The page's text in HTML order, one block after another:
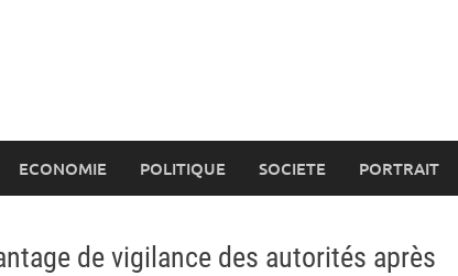
ECONOMIE POLITIQUE SOCIETE PORTRAIT
de vigilance des autorités après